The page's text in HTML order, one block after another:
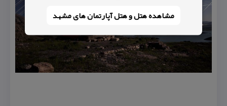
مشاهده هتل و هتل‌ آپارتمان های مشهد